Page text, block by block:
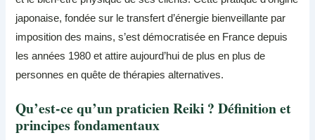
japonaise, fondée sur le transfert d’énergie bienveillante par
imposition des mains, s’est démocratisée en France depuis
les années 1980 et attire aujourd’hui de plus en plus de
personnes en quête de thérapies alternatives.
Qu’est-ce qu’un praticien Reiki ? Définition et
principes fondamentaux